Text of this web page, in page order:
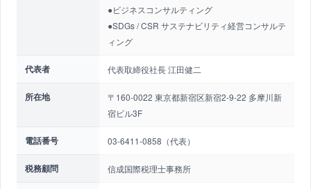
●ビジネスコンサルティング
●SDGs / CSR サステナビリティ経営コンサルテ
ィング
代表者 代表取締役社長 江田健二
所在地
〒160-0022 東京都新宿区新宿2-9-22 多摩川新
宿ビル3F
電話番号 03-6411-0858（代表）
税務顧問 信成国際税理士事務所